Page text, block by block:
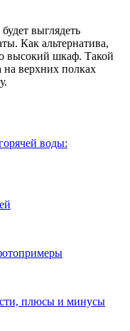
выглядеть
Как альтернатива,
высокий шкаф. Такой
на верхних полках
воды:
плюсы и минусы